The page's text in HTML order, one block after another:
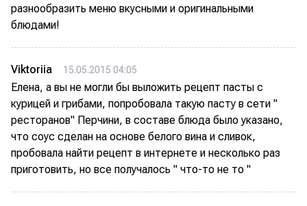
разнообразить меню вкусными и оригинальными
блюдами!
Viktoriia 15.05.2015 04:05
Елена, а вы не могли бы выложить рецепт пасты с
курицей и грибами, попробовала такую пасту в сети "
ресторанов" Перчини, в составе блюда было указано,
что соус сделан на основе белого вина и сливок,
пробовала найти рецепт в интернете и несколько раз
приготовить, но все получалось " что-то не то "